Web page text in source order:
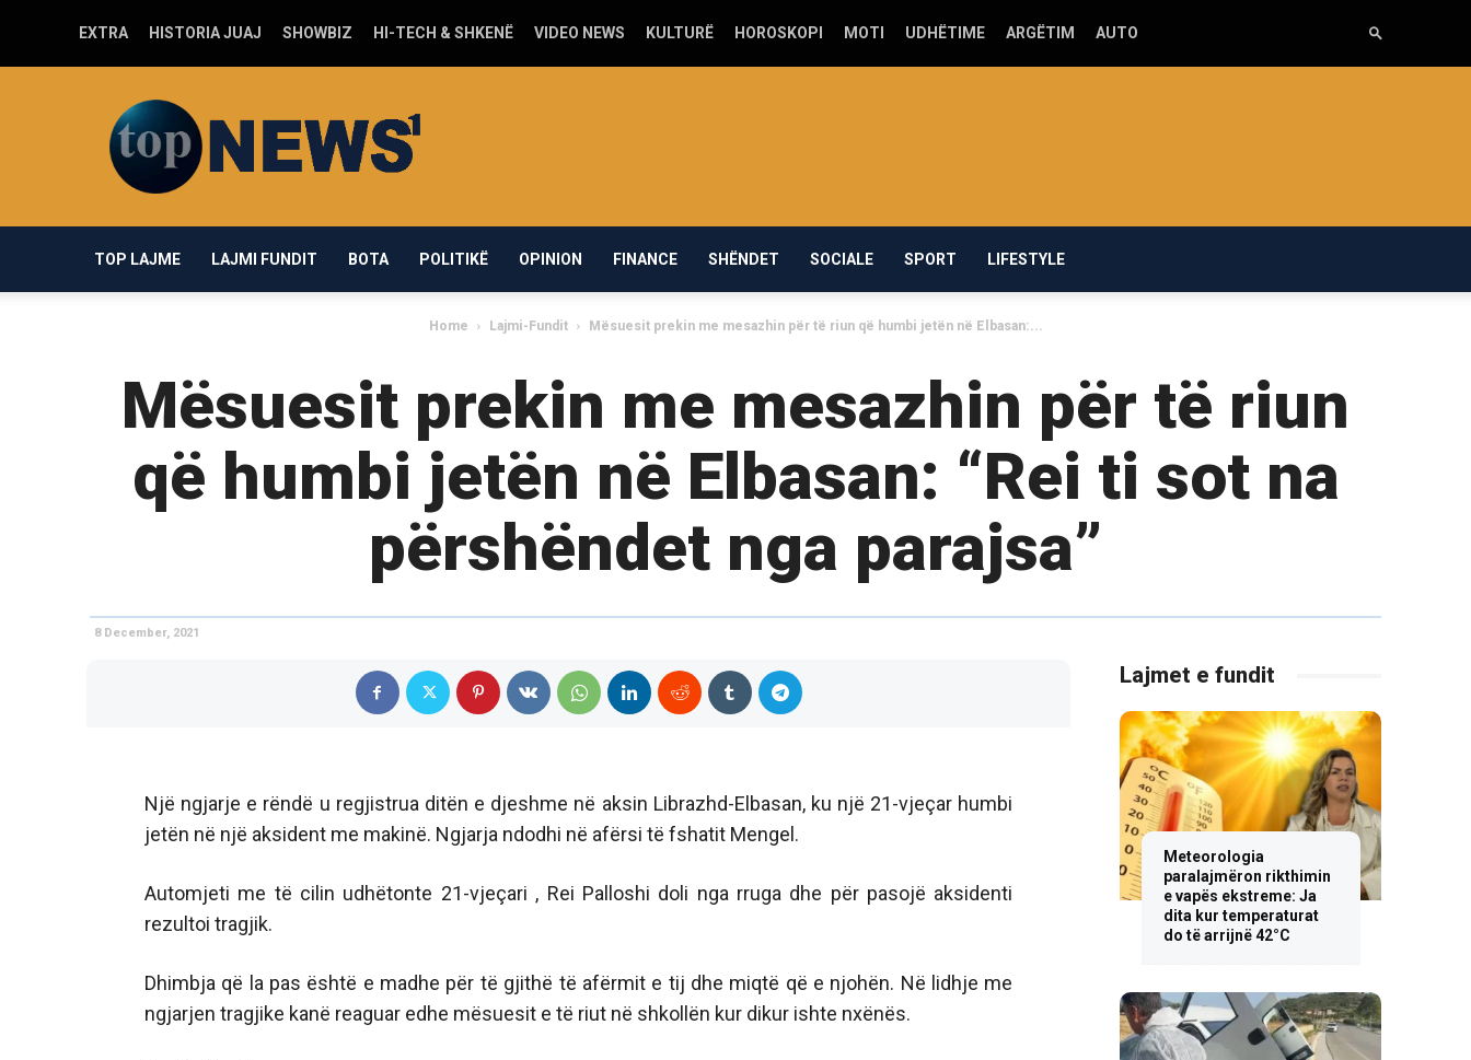
EXTRA HISTORIA JUAJ SHOWBIZ HI-TECH & SHKENË VIDEO NEWS KULTURË HOROSKOPI MOTI UDHËTIME ARGËTIM AUTO
news1.com
TOP LAJME LAJMI FUNDIT BOTA POLITIKË OPINION FINANCE SHËNDET SOCIALE SPORT LIFESTYLE
Home Lajmi-Fundit Mësuesit prekin me mesazhin për të riun që humbi jetën në Elbasan:...
Mësuesit prekin me mesazhin për të riun
që humbi jetën në Elbasan: “Rei ti sot na
përshëndet nga parajsa”
8 December, 2021
Një ngjarje e rëndë u regjistrua ditën e djeshme në aksin Librazhd-Elbasan, ku një 21-vjeçar humbi
jetën në një aksident me makinë. Ngjarja ndodhi në afërsi të fshatit Mengel.
Automjeti me të cilin udhëtonte 21-vjeçari , Rei Palloshi doli nga rruga dhe për pasojë aksidenti
rezultoi tragjik.
Dhimbja që la pas është e madhe për të gjithë të afërmit e tij dhe miqtë që e njohën. Në lidhje me
ngjarjen tragjike kanë reaguar edhe mësuesit e të riut në shkollën kur dikur ishte nxënës.
Lajmet e fundit
Meteorologia
paralajmëron rikthimin
e vapës ekstreme: Ja
dita kur temperaturat
do të arrijnë 42°C